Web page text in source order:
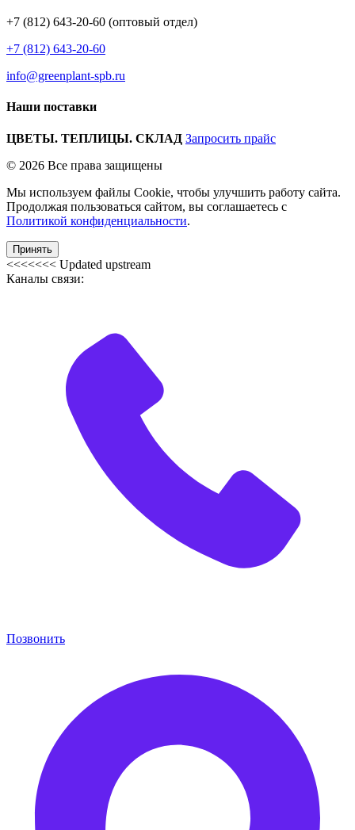
+7 (812) 643-20-60 (оптовый отдел)
+7 (812) 643-20-60
info@greenplant-spb.ru
Наши поставки
ЦВЕТЫ. ТЕПЛИЦЫ. СКЛАД Запросить прайс
© 2026 Все права защищены
Мы используем файлы Cookie, чтобы улучшить работу сайта.
Продолжая пользоваться сайтом, вы соглашаетесь с
Политикой конфиденциальности.
Принять
<<<<<<< Updated upstream
Каналы связи:
Позвонить